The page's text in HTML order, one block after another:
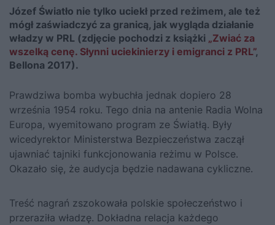
Józef Światło nie tylko uciekł przed reżimem, ale też
mógł zaświadczyć za granicą, jak wygląda działanie
władzy w PRL (zdjęcie pochodzi z książki „Zwiać za
wszelką cenę. Słynni uciekinierzy i emigranci z PRL”,
Bellona 2017).
Prawdziwa bomba wybuchła jednak dopiero 28
września 1954 roku. Tego dnia na antenie Radia Wolna
Europa, wyemitowano program ze Światłą. Były
wicedyrektor Ministerstwa Bezpieczeństwa zaczął
ujawniać tajniki funkcjonowania reżimu w Polsce.
Okazało się, że audycja będzie nadawana cykliczne.
Treść nagrań zszokowała polskie społeczeństwo i
przeraziła władzę. Dokładna relacja każdego